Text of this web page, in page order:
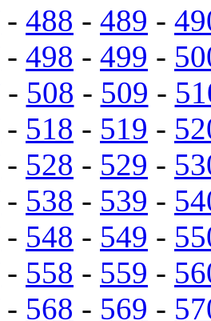
- 488 - 489 -
- 498 - 499 -
- 508 - 509 -
- 518 - 519 -
- 528 - 529 -
- 538 - 539 -
- 548 - 549 -
- 558 - 559 -
- 568 - 569 -